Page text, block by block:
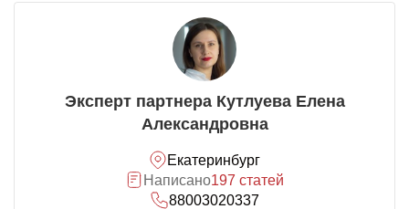
Эксперт партнера Кутлуева Елена
Александровна
Екатеринбург
Написано197 статей
88003020337